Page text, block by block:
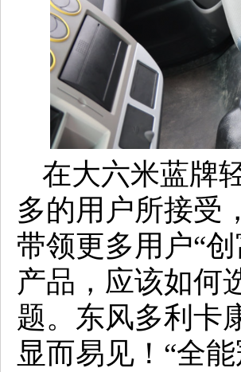
在大六米蓝牌
多的用户所接受
带领更多用户“
产品，应该如何
题。东风多利卡
显而易见！“全